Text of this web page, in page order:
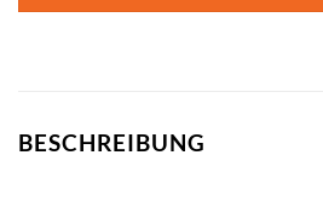
BESCHREIBUNG